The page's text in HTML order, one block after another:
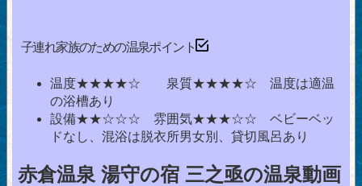
子連れ家族のための温泉ポイント
温度★★★★☆ 泉質★★★★☆ 温度は適温
の浴槽あり
設備★★☆☆☆ 雰囲気★★★☆☆ ベビーベッ
ドなし、混浴は脱衣所男女別、貸切風呂あり
赤倉温泉 湯守の宿 三之亟の温泉動画